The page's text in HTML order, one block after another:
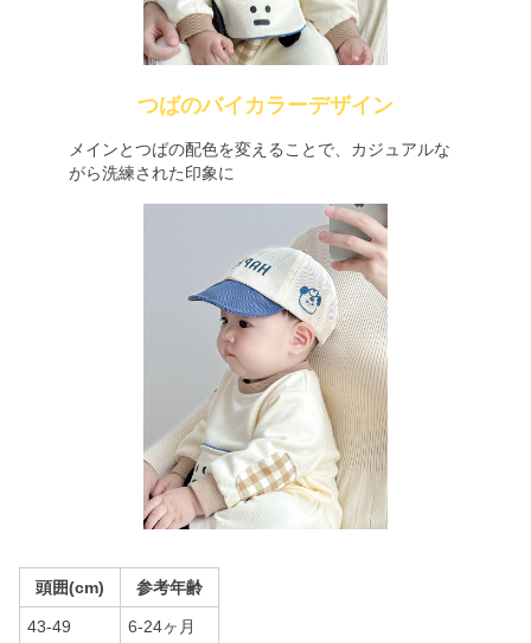
つばのバイカラーデザイン
メインとつばの配色を変えることで、カジュアルな
がら洗練された印象に
頭囲(cm) 参考年齢
43-49 6-24ヶ月